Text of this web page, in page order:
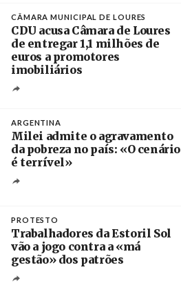
CÂMARA MUNICIPAL DE LOURES
CDU acusa Câmara de Loures
de entregar 1,1 milhões de
euros a promotores
imobiliários
ARGENTINA
Milei admite o agravamento
da pobreza no país: «O cenário
é terrível»
PROTESTO
Trabalhadores da Estoril Sol
vão a jogo contra a «má
gestão» dos patrões